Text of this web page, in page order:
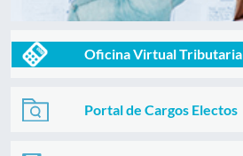
Oficina Virtual Tributaria
Portal de Cargos Electos